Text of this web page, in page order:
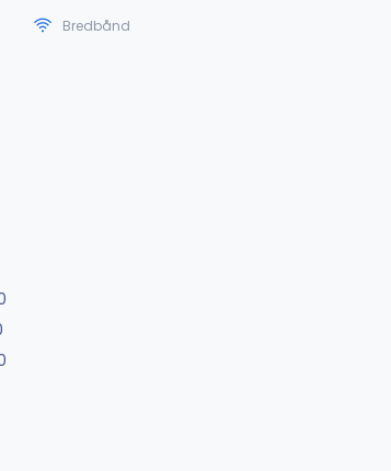
Bredbånd